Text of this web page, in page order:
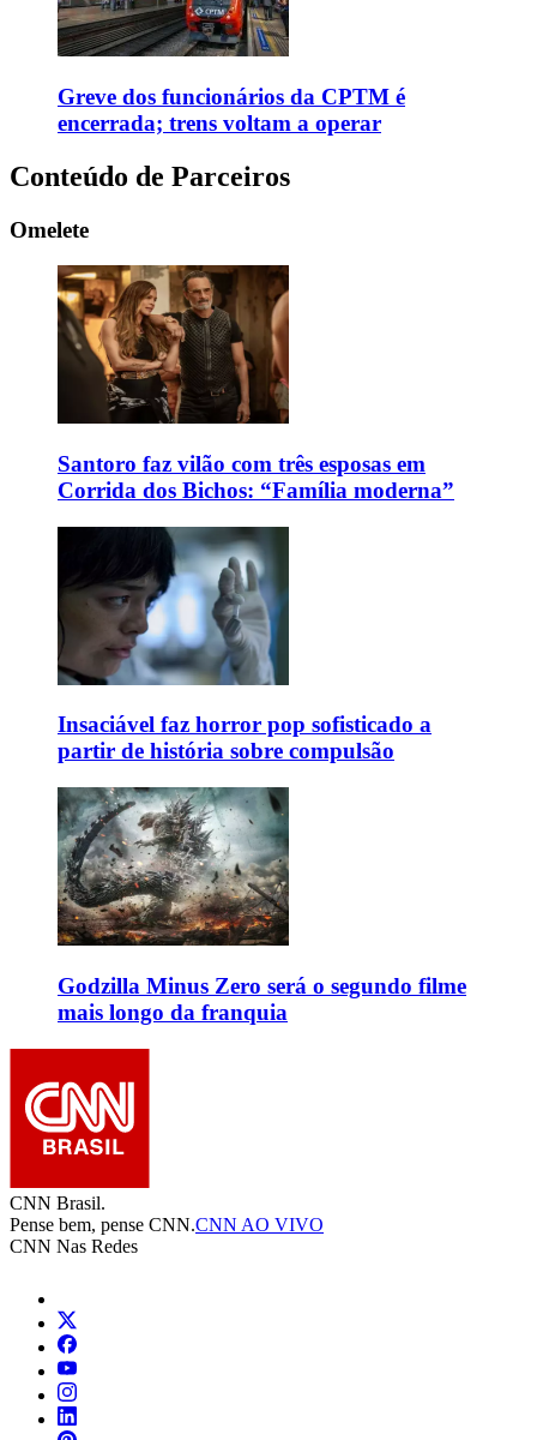
Greve dos funcionários da CPTM é
encerrada; trens voltam a operar
Conteúdo de Parceiros
Omelete
Santoro faz vilão com três esposas em
Corrida dos Bichos: “Família moderna”
Insaciável faz horror pop sofisticado a
partir de história sobre compulsão
Godzilla Minus Zero será o segundo filme
mais longo da franquia
CNN Brasil.
Pense bem, pense CNN.CNN AO VIVO
CNN Nas Redes